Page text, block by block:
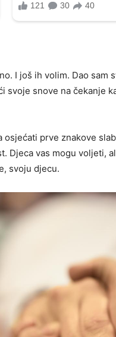
I još ih volim. Dao sam
svoje snove na čekanje
osjećati prve znakove
Djeca vas mogu voljeti,
svoju djecu.